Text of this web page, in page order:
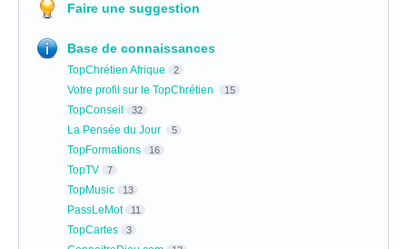
Faire une suggestion
Base de connaissances
TopChrétien Afrique 2
Votre profil sur le TopChrétien 15
TopConseil 32
La Pensée du Jour 5
TopFormations 16
TopTV 7
TopMusic 13
PassLeMot 11
TopCartes 3